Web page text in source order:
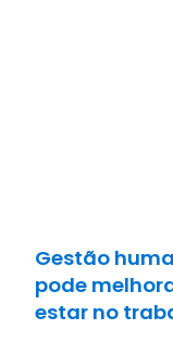
Gestão
pode
estar no